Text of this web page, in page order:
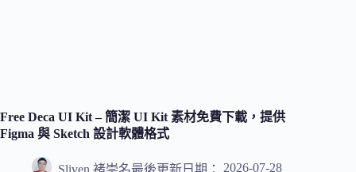
Free Deca UI Kit – 簡潔 UI Kit 素材免費下載，提供
Figma 與 Sketch 設計軟體格式
Sliven 褚崇名最後更新日期：
2026-07-28